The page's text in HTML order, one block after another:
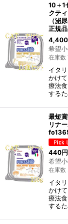
10＋1
クテ
（泌
正規品
4,400
希望
在庫数
イタ
かけ
療法
する
最短
リナ
440円
希望
在庫数
イタ
かけ
療法
する